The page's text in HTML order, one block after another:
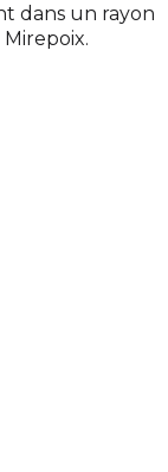
dans un rayon
Mirepoix.